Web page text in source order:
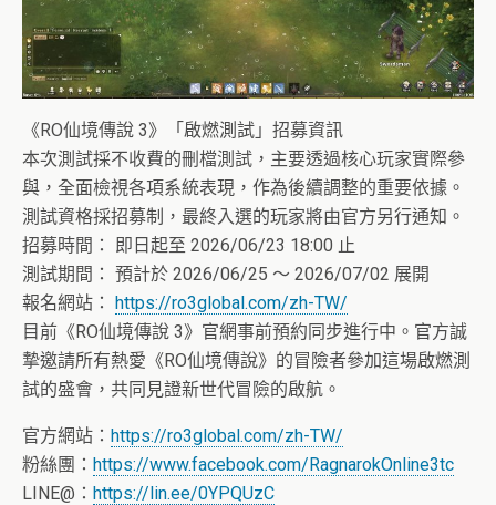
《RO仙境傳說 3》「啟燃測試」招募資訊
本次測試採不收費的刪檔測試，主要透過核心玩家實際參
與，全面檢視各項系統表現，作為後續調整的重要依據。
測試資格採招募制，最終入選的玩家將由官方另行通知。
招募時間： 即日起至 2026/06/23 18:00 止
測試期間： 預計於 2026/06/25 ～ 2026/07/02 展開
報名網站： https://ro3global.com/zh-TW/
目前《RO仙境傳說 3》官網事前預約同步進行中。官方誠
摯邀請所有熱愛《RO仙境傳說》的冒險者參加這場啟燃測
試的盛會，共同見證新世代冒險的啟航。
官方網站： https://ro3global.com/zh-TW/
粉絲團： https://www.facebook.com/RagnarokOnline3tc
LINE@： https://lin.ee/0YPQUzC